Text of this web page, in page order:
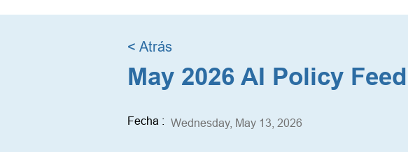
< Atrás
May 2026 AI Policy
Fecha : Wednesday, May 13, 2026